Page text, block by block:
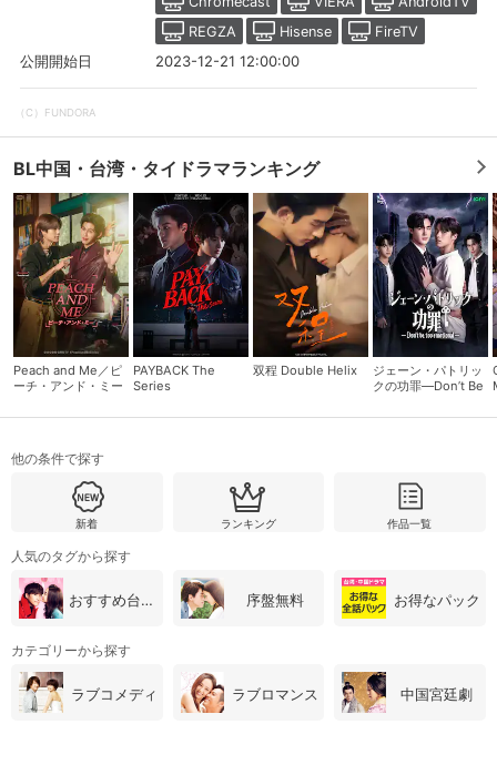
現在獲得済みのお得なクーポンを確認でき
ます。
購入履歴
レンタル、購入、定額見放題の購入履歴の
確認が可能です。こちらから視聴いただく
と便利です。
お気に入り
お気に入りに登録した作品を確認できま
す。お気に入りに追加した作品の削除も可
能です。
閲覧履歴
サイト内の閲覧履歴を確認できます。履歴
の削除も可能です。
視聴年齢制限
サイト内で表示される作品の表示制限が可
能です。5段階の年齢区分から選択できま
バイス連携の設定ができます。
パスコード設定
視聴年齢制限の変更時にパスコード入力が
メルマガの配信停止、配信先のメールアド
定額見放題解約
定額見放題コンテンツの解約はこちらから
可能です。
REGZA
Hisense
FireTV
公開開始日
2023-12-21 12:00:00
（C）FUNDORA
BL中国・台湾・タイドラマランキング
Peach and Me／ピ
ーチ・アンド・ミー
PAYBACK The
Series
双程 Double Helix
ジェーン・パトリッ
クの功罪―Don’t Be
他の条件で探す
新着 ランキング 作品一覧
人気のタグから探す
おすすめ台湾・中国ドラマ 序盤無料 お得なパック
カテゴリーから探す
ラブコメディ ラブロマンス 中国宮廷劇